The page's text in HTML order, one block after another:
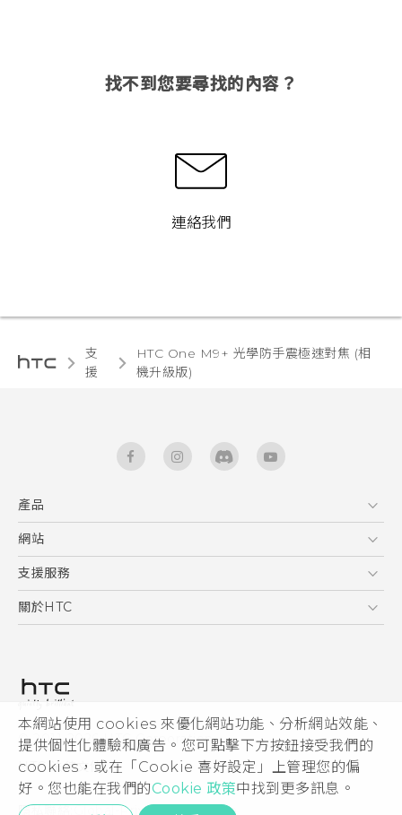
本網站使用 cookies 來優化網站功能、分析網站效能、
提供個性化體驗和廣告。您可點擊下方按鈕接受我們的
cookies，或在「Cookie 喜好設定」上管理您的偏
好。您也能在我們的Cookie 政策中找到更多訊息。
找不到您要尋找的內容？
連絡我們
支
援
HTC One M9+ 光學防手震極速對焦 (相
機升級版)‎
產品
5G
智能手機
區塊鍊手機
網站
HTC Dev
HTC Research
支援服務
服務中心
關於HTC
私隱政策
產品安全
加入HTC
Security and Privacy Whitepaper
© 2011-2026 HTC Corporation
HTC 法律文件
隱私聯絡:Global-Privacy@htc.com